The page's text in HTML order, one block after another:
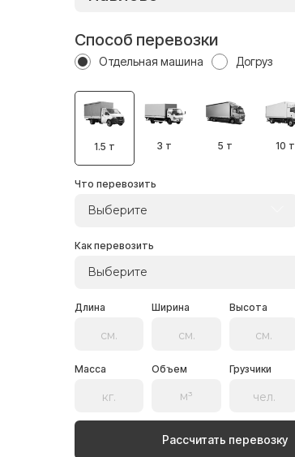
Способ перевозки
Отдельная машина Догруз
1.5 т 3 т 5 т 10 т
Что перевозить
Выберите
Как перевозить
Выберите
Длина Ширина Высота
Масса Объем Грузчики
Рассчитать перевозку